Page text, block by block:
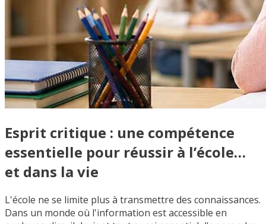
Esprit critique : une compétence
essentielle pour réussir à l’école…
et dans la vie
L'école ne se limite plus à transmettre des connaissances.
Dans un monde où l'information est accessible en